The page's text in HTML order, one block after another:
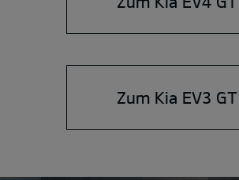
Zum Kia EV3 GT